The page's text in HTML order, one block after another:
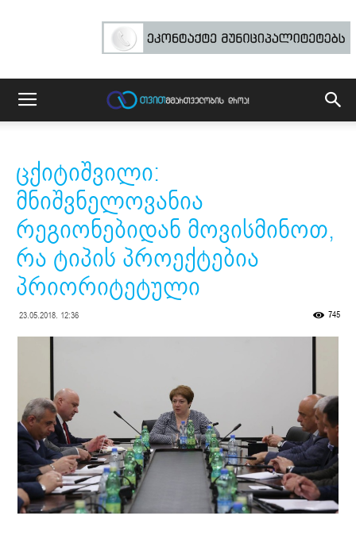
ცქიტიშვილი:
მნიშვნელოვანია
რეგიონებიდან მოვისმინოთ,
რა ტიპის პროექტებია
პრიორიტეტული
23.05.2018. 12:36 745